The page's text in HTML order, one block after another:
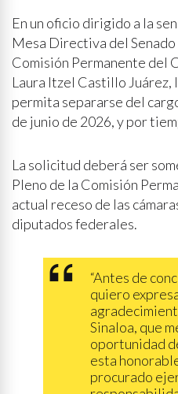
En un oficio dirigido a la
Mesa Directiva del
Comisión Permanente del
Laura Itzel Castillo
permita separarse del
de junio de 2026, y por
La solicitud deberá ser
Pleno de la Comisión
actual receso de las
diputados federales.
“Antes de
quiero
Sinaloa, que
oportunidad
esta
procurado